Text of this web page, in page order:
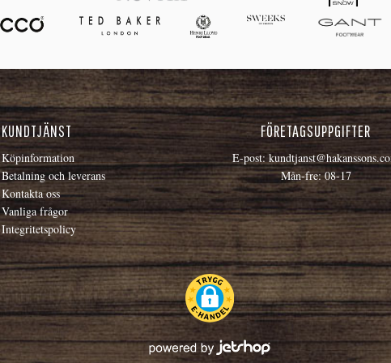
KUNDTJÄNST
Köpinformation
Betalning och leverans
Kontakta oss
Vanliga frågor
Integritetspolicy
FÖRETAGSUPPGIFTER
E-post:
Mån-fre: 08-17